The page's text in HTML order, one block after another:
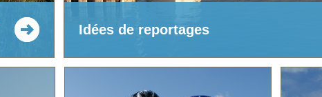
Idées de reportages